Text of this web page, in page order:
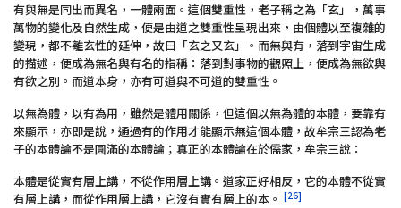
有與無是同出而異名，一體兩面。這個雙重性，老子稱之為「玄」，萬事
萬物的變化及自然生成，便是由道之雙重性呈現出來，由個體以至複雜的
變現，都不離玄性的延伸，故曰「玄之又玄」。而無與有，落到宇宙生成
的描述，便成為無名與有名的指稱：落到對事物的觀照上，便成為無欲與
有欲之別。而道本身，亦有可道與不可道的雙重性。
以無為體，以有為用，雖然是體用關係，但這個以無為體的本體，要靠有
來顯示，亦即是說，通過有的作用才能顯示無這個本體，故牟宗三認為老
子的本體論不是圓滿的本體論；真正的本體論在於儒家，牟宗三說：
本體是從實有層上講，不從作用層上講。道家正好相反，它的本體不從實
有層上講，而從作用層上講，它沒有實有層上的本。 [26]